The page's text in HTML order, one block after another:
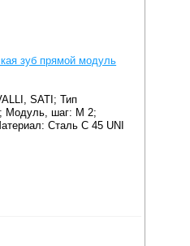
зуб прямой модуль
SATI; Тип
Модуль, шаг: M 2;
Сталь C 45 UNI